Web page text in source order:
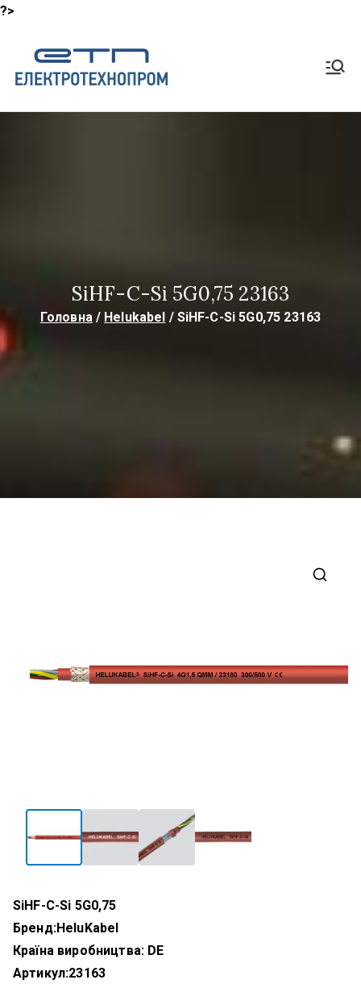
?>
вмісту
SiHF-C-Si 5G0,75 23163
Головна Helukabel SiHF-C-Si 5G0,75 23163
SiHF-C-Si 5G0,75
Бренд:HeluKabel
Країна виробництва: DE
Артикул:23163